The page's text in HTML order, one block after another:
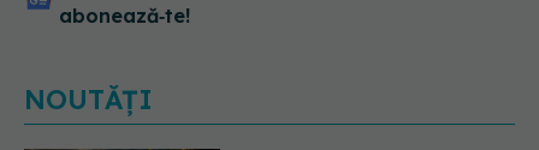
abonează‑te!
NOUTĂȚI